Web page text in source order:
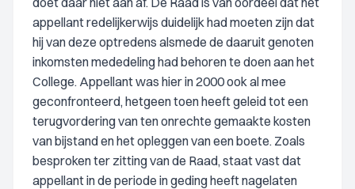
appellant redelijkerwijs duidelijk had moeten zijn dat
hij van deze optredens alsmede de daaruit genoten
inkomsten mededeling had behoren te doen aan het
College. Appellant was hier in 2000 ook al mee
geconfronteerd, hetgeen toen heeft geleid tot een
terugvordering van ten onrechte gemaakte kosten
van bijstand en het opleggen van een boete. Zoals
besproken ter zitting van de Raad, staat vast dat
appellant in de periode in geding heeft nagelaten